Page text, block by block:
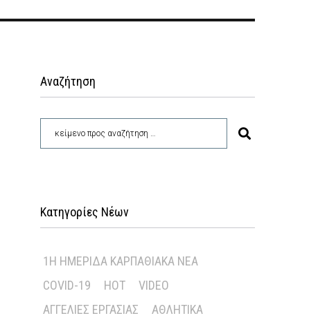
Αναζήτηση
Κατηγορίες Νέων
1Η ΗΜΕΡΊΔΑ ΚΑΡΠΑΘΙΑΚΆ ΝΈΑ
COVID-19
HOT
VIDEO
ΑΓΓΕΛΊΕΣ ΕΡΓΑΣΊΑΣ
ΑΘΛΗΤΙΚΆ